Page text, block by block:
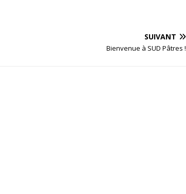
SUIVANT
Bienvenue à SUD Pâtres !